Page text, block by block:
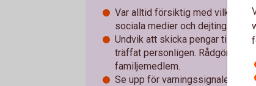
Var alltid försiktig med vilken
sociala medier och dejtingsajter.
Undvik att skicka pengar till
träffat personligen. Rådgör alltid
familjemedlem.
Se upp för varningssignaler